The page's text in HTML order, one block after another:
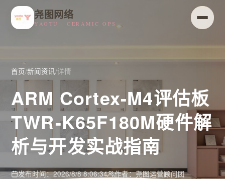
尧图网络
YAOTU · CERAMIC OPS
首页/新闻资讯/详情
ARM Cortex-M4评估板
TWR-K65F180M硬件解
析与开发实战指南
发布时间：2026/8/8 8:06:34
作者：尧图运营顾问团